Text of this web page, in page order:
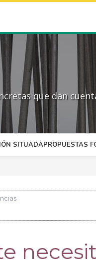
que dan
SITUADAPROPUESTAS